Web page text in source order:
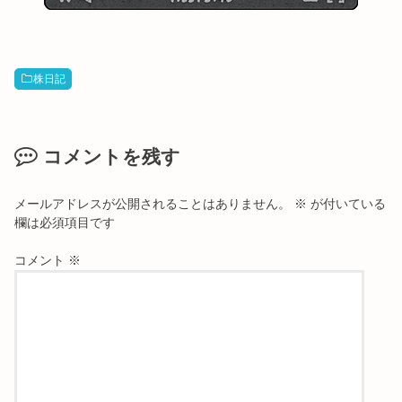
株日記
コメントを残す
メールアドレスが公開されることはありません。 ※ が付いている
欄は必須項目です
コメント ※